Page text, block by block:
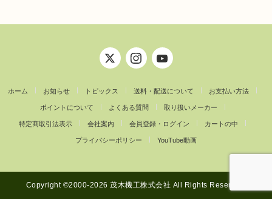
ホーム お知らせ トピックス 送料・配送について お支払い方法
ポイントについて よくある質問 取り扱いメーカー
特定商取引法表示 会社案内 会員登録・ログイン カートの中
プライバシーポリシー YouTube動画
Copyright ©︎2000-2026 茂木機工株式会社 All Rights Reserved.